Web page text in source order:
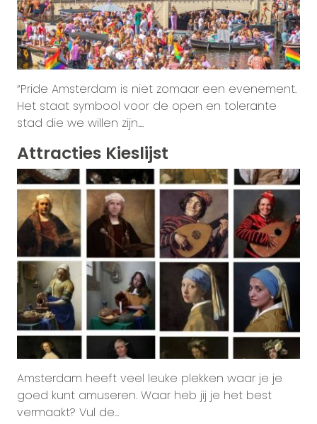
“Pride Amsterdam is niet zomaar een evenement.
Het staat symbool voor de open en tolerante
stad die we willen zijn....
Attracties Kieslijst
Amsterdam heeft veel leuke plekken waar je je
goed kunt amuseren. Waar heb jij je het best
vermaakt? Vul de...